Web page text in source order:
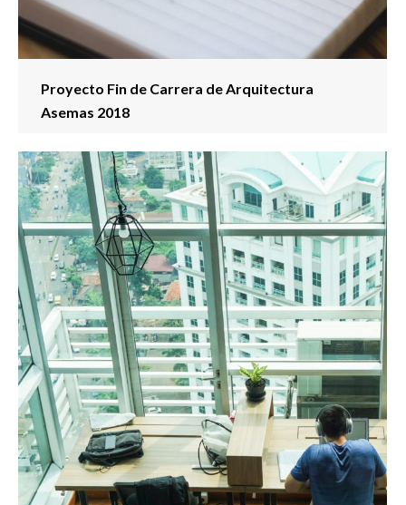
Proyecto Fin de Carrera de Arquitectura
Asemas 2018